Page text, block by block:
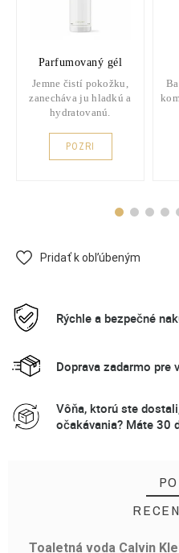
Parfumovaný gél
Jemne čistí pokožku,
zanecháva ju hladkú a
hydratovanú.
POZRI
Pridať k obľúbeným
Rýchle a bezpečné
Doprava zadarmo pre
Vôňa, ktorú ste
očakávania? Máte 30
Toaletná voda Calvin